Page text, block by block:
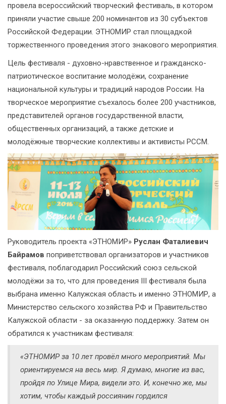
провела всероссийский творческий фестиваль, в котором
приняли участие свыше 200 номинантов из 30 субъектов
Российской Федерации. ЭТНОМИР стал площадкой
торжественного проведения этого знакового мероприятия.
Цель фестиваля - духовно-нравственное и гражданско-
патриотическое воспитание молодёжи, сохранение
национальной культуры и традиций народов России. На
творческое мероприятие съехалось более 200 участников,
представителей органов государственной власти,
общественных организаций, а также детские и
молодёжные творческие коллективы и активисты РССМ.
Руководитель проекта «ЭТНОМИР» Руслан Фаталиевич
Байрамов поприветствовал организаторов и участников
фестиваля, поблагодарил Российский союз сельской
молодёжи за то, что для проведения III фестиваля была
выбрана именно Калужская область и именно ЭТНОМИР, а
Министерство сельского хозяйства РФ и Правительство
Калужской области - за оказанную поддержку. Затем он
обратился к участникам фестиваля:
«ЭТНОМИР за 10 лет провёл много мероприятий. Мы
ориентируемся на весь мир. Я думаю, многие из вас,
пройдя по Улице Мира, видели это. И, конечно же, мы
хотим, чтобы каждый россиянин гордился